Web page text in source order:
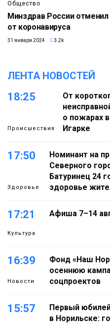
Общество
Минздрав России
от коронавируса
31 января 2024 3.2k
ЛЕНТА НОВОСТЕЙ
18:25
Происшествия
От
о пожарах
Игарке
17:50
Здоровье
Номинант на
Северного
Батуринец 24
здоровье
17:21
Культура
Афиша 7–14
16:39
Новости
Фонд «Наш
осеннюю
соцпроектов
15:57
Первый
в Норильске: